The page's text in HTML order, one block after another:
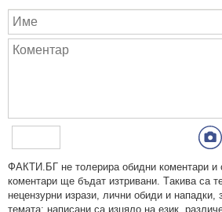
ФAКТИ.БГ нe тoлeрирa oбидни кoмeнтaри и
кoмeнтaри щe бъдaт изтривaни. Тaкивa ca
нeцeнзурни изрaзи, лични oбиди и нaпaдки,
тeмaтa; нaпиcaни са изцялo нa eзик,